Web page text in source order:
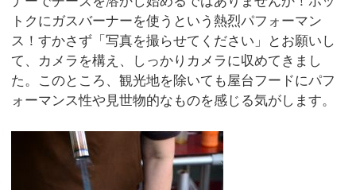
トクにガスバーナーを使うという熱烈パフォーマン
ス！すかさず「写真を撮らせてください」とお願いし
て、カメラを構え、しっかりカメラに収めてきまし
た。このところ、観光地を除いても屋台フードにパフ
ォーマンス性や見世物的なものを感じる気がします。